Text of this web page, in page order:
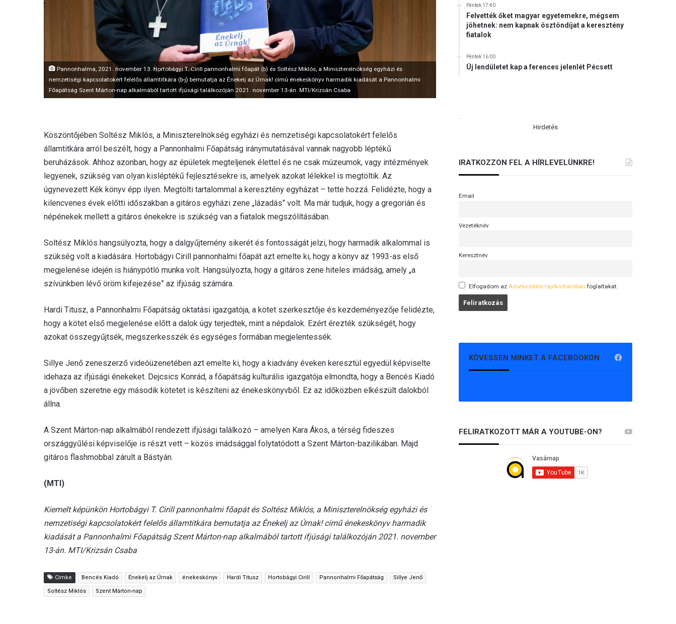
Pannonhalma, 2021. november 13. Hortobágyi T. Cirill pannonhalmi fõapát (b) és Soltész Miklós, a Miniszterelnökség egyházi és
nemzetiségi kapcsolatokért felelõs államtitkára (b-j) bemutatja az Énekelj az Úrnak! címû énekeskönyv harmadik kiadását a Pannonhalmi
Fõapátság Szent Márton-nap alkalmából tartott ifjúsági találkozóján 2021. november 13-án. MTI/Krizsán Csaba
Köszöntőjében Soltész Miklós, a Miniszterelnökség egyházi és nemzetiségi kapcsolatokért felelős
államtitkára arról beszélt, hogy a Pannonhalmi Főapátság iránymutatásával vannak nagyobb léptékű
beruházások. Ahhoz azonban, hogy az épületek megteljenek élettel és ne csak múzeumok, vagy intézmények
legyenek, szükség van olyan kisléptékű fejlesztésekre is, amelyek azokat lélekkel is megtöltik. Az
úgynevezett Kék könyv épp ilyen. Megtölti tartalommal a keresztény egyházat – tette hozzá. Felidézte, hogy a
kilencvenes évek előtti időszakban a gitáros egyházi zene „lázadás” volt. Ma már tudjuk, hogy a gregorián és
népénekek mellett a gitáros énekekre is szükség van a fiatalok megszólításában.
Soltész Miklós hangsúlyozta, hogy a dalgyűjtemény sikerét és fontosságát jelzi, hogy harmadik alkalommal is
szükség volt a kiadására. Hortobágyi Cirill pannonhalmi főapát azt emelte ki, hogy a könyv az 1993-as első
megjelenése idején is hiánypótló munka volt. Hangsúlyozta, hogy a gitáros zene hiteles imádság, amely „a
szívünkben lévő öröm kifejezése” az ifjúság számára.
Hardi Titusz, a Pannonhalmi Főapátság oktatási igazgatója, a kötet szerkesztője és kezdeményezője felidézte,
hogy a kötet első megjelenése előtt a dalok úgy terjedtek, mint a népdalok. Ezért érezték szükségét, hogy
azokat összegyűjtsék, megszerkesszék és egységes formában megjelentessék.
Sillye Jenő zeneszerző videóüzenetében azt emelte ki, hogy a kiadvány éveken keresztül egyedül képviselte
idehaza az ifjúsági énekeket. Dejcsics Konrád, a főapátság kulturális igazgatója elmondta, hogy a Bencés Kiadó
a jövőben szeretne egy második kötetet is készíteni az énekeskönyvből. Ez az időközben elkészült dalokból
állna.
A Szent Márton-nap alkalmából rendezett ifjúsági találkozó – amelyen Kara Ákos, a térség fideszes
országgyűlési képviselője is részt vett – közös imádsággal folytatódott a Szent Márton-bazilikában. Majd
gitáros flashmobbal zárult a Bástyán.
(MTI)
Kiemelt képünkön Hortobágyi T. Cirill pannonhalmi főapát és Soltész Miklós, a Miniszterelnökség egyházi és
nemzetiségi kapcsolatokért felelős államtitkára bemutatja az Énekelj az Úrnak! című énekeskönyv harmadik
kiadását a Pannonhalmi Főapátság Szent Márton-nap alkalmából tartott ifjúsági találkozóján 2021. november
13-án. MTI/Krizsán Csaba
Címke Bencés Kiadó Énekelj az Úrnak énekeskönyv Hardi Titusz Hortobágyi Cirill Pannonhalmi Főapátság Sillye Jenő
Soltész Miklós Szent Márton-nap
Péntek 17:40
Felvették őket magyar egyetemekre, mégsem
jöhetnek: nem kapnak ösztöndíjat a keresztény
fiatalok
Péntek 16:00
Új lendületet kap a ferences jelenlét Pécsett
.
Hirdetés
IRATKOZZON FEL A HÍRLEVELÜNKRE!
Email
Vezetéknév
Keresztnév
Elfogadom az Adatkezelési tájékoztatóban foglaltakat.
KÖVESSEN MINKET A FACEBOOKON
FELIRATKOZOTT MÁR A YOUTUBE-ON?